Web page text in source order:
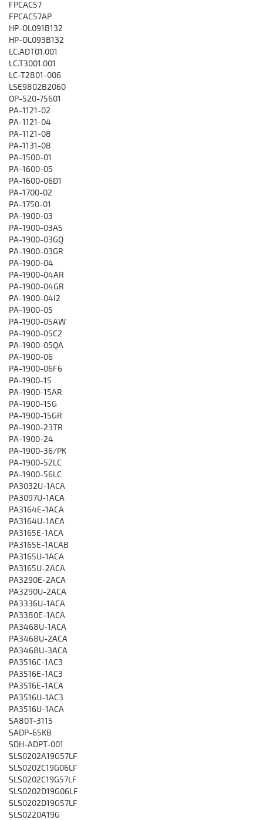
FPCAC57
FPCAC57AP
HP-OL091B132
HP-OL093B132
LC.ADT01.001
LC.T3001.001
LC-T2801-006
LSE9802B2060
OP-520-75601
PA-1121-02
PA-1121-04
PA-1121-08
PA-1131-08
PA-1500-01
PA-1600-05
PA-1600-06D1
PA-1700-02
PA-1750-01
PA-1900-03
PA-1900-03AS
PA-1900-03GQ
PA-1900-03GR
PA-1900-04
PA-1900-04AR
PA-1900-04GR
PA-1900-04I2
PA-1900-05
PA-1900-05AW
PA-1900-05C2
PA-1900-05QA
PA-1900-06
PA-1900-06F6
PA-1900-15
PA-1900-15AR
PA-1900-15G
PA-1900-15GR
PA-1900-23TR
PA-1900-24
PA-1900-36/PK
PA-1900-52LC
PA-1900-56LC
PA3032U-1ACA
PA3097U-1ACA
PA3164E-1ACA
PA3164U-1ACA
PA3165E-1ACA
PA3165E-1ACAB
PA3165U-1ACA
PA3165U-2ACA
PA3290E-2ACA
PA3290U-2ACA
PA3336U-1ACA
PA3380E-1ACA
PA3468U-1ACA
PA3468U-2ACA
PA3468U-3ACA
PA3516C-1AC3
PA3516E-1AC3
PA3516E-1ACA
PA3516U-1AC3
PA3516U-1ACA
SA80T-3115
SADP-65KB
SDH-ADPT-001
SLS0202A19G57LF
SLS0202C19G06LF
SLS0202C19G57LF
SLS0202D19G06LF
SLS0202D19G57LF
SLS0220A19G